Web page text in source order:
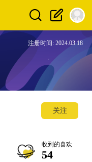
注册时间: 2024.03.18
关注
收到的喜欢
54